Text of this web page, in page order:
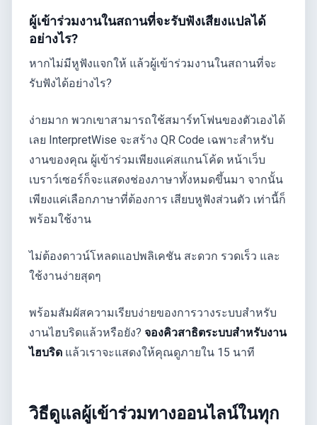
ผู้เข้าร่วมงานในสถานที่จะรับฟังเสียงแปลได้
อย่างไร?
หากไม่มีหูฟังแจกให้ แล้วผู้เข้าร่วมงานในสถานที่จะ
รับฟังได้อย่างไร?
ง่ายมาก พวกเขาสามารถใช้สมาร์ทโฟนของตัวเองได้
เลย InterpretWise จะสร้าง QR Code เฉพาะสำหรับ
งานของคุณ ผู้เข้าร่วมเพียงแค่สแกนโค้ด หน้าเว็บ
เบราว์เซอร์ก็จะแสดงช่องภาษาทั้งหมดขึ้นมา จากนั้น
เพียงแค่เลือกภาษาที่ต้องการ เสียบหูฟังส่วนตัว เท่านี้ก็
พร้อมใช้งาน
ไม่ต้องดาวน์โหลดแอปพลิเคชัน สะดวก รวดเร็ว และ
ใช้งานง่ายสุดๆ
พร้อมสัมผัสความเรียบง่ายของการวางระบบสำหรับ
งานไฮบริดแล้วหรือยัง? จองคิวสาธิตระบบสำหรับงาน
ไฮบริด แล้วเราจะแสดงให้คุณดูภายใน 15 นาที
วิธีดูแลผู้เข้าร่วมทางออนไลน์ในทุก